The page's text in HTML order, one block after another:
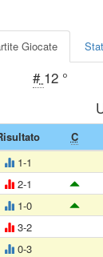
Giocate
# 12 °
C
1-1
2-1
1-0
3-2
0-3